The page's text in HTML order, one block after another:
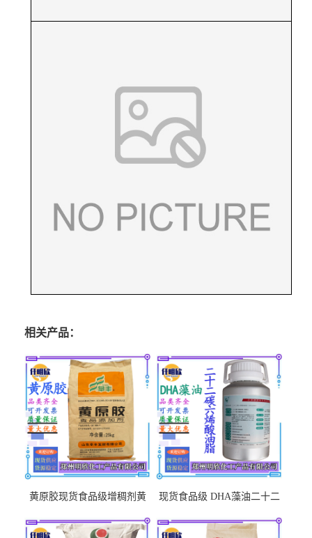
相关产品：
黄原胶现货食品级增稠剂黄
中轩黄原胶
现货食品级 DHA藻油二十二
惠DHA藻油